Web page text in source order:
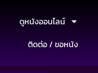
ดูหนังออนไลน์
ติดต่อ / ขอหนัง